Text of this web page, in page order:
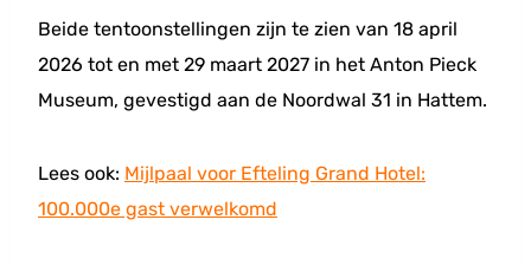
Beide tentoonstellingen zijn te zien van 18 april
2026 tot en met 29 maart 2027 in het Anton Pieck
Museum, gevestigd aan de Noordwal 31 in Hattem.
Lees ook: Mijlpaal voor Efteling Grand Hotel:
100.000e gast verwelkomd